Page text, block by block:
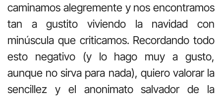
caminamos alegremente y nos encontramos
tan a gustito viviendo la navidad con
minúscula que criticamos. Recordando todo
esto negativo (y lo hago muy a gusto,
aunque no sirva para nada), quiero valorar la
sencillez y el anonimato salvador de la